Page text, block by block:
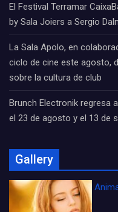
El Festival Terramar
by Sala Joiers a Sergio
La Sala Apolo, en
ciclo de cine este agosto,
sobre la cultura de club
Brunch Electronik regresa
el 23 de agosto y el 13 de
Gallery